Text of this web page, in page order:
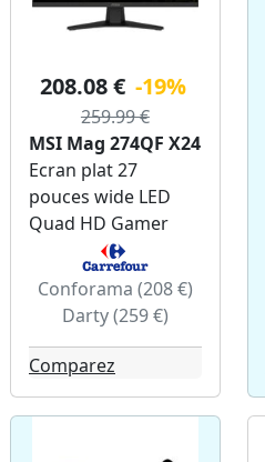
208.08 € -19%
259.99 €
MSI Mag 274QF X24
Ecran plat 27
pouces wide LED
Quad HD Gamer
Conforama (208 €)
Darty (259 €)
Comparez